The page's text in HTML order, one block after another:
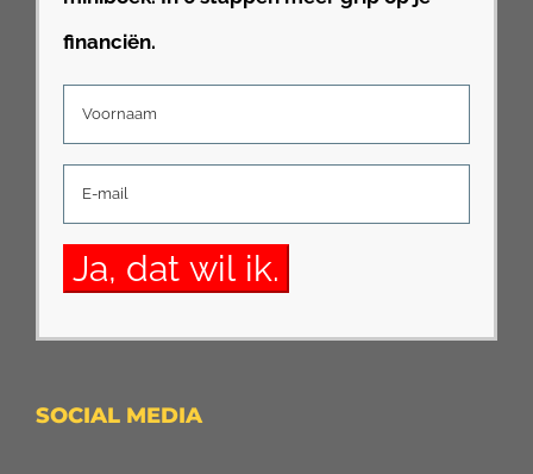
financiën.
SOCIAL MEDIA